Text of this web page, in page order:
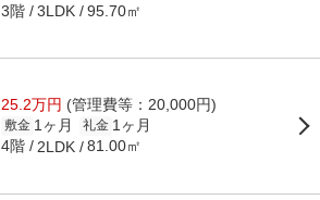
3階 3LDK 95.70㎡
25.2万円 (管理費等：20,000円)
敷金 1ヶ月 礼金 1ヶ月
4階 2LDK 81.00㎡